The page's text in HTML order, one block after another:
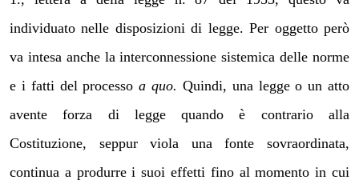
individuato nelle disposizioni di legge. Per oggetto però
va intesa anche la interconnessione sistemica delle norme
e i fatti del processoa quo. Quindi, una legge o un atto
avente forza di legge quando è contrario alla
Costituzione, seppur viola una fonte sovraordinata,
continua a produrre i suoi effetti fino al momento in cui